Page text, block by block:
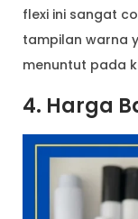
flexi ini sangat
tampilan warna
menuntut pada
4. Harga